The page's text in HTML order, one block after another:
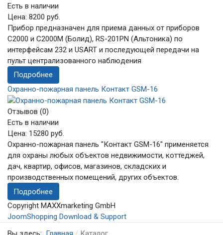
Есть в наличии
Цена: 8200 руб.
Прибор предназначен для приема данных от приборов
С2000 и С2000М (Болид), RS-201PN (Альтоника) по
интерфейсам 232 и USART и последующей передачи на
пульт централизованного наблюдения
Подробнее
Охранно-пожарная панель Контакт GSM-16
Отзывов (0)
Есть в наличии
Цена: 15280 руб.
Охранно-пожарная панель "Контакт GSM-16" применяется
для охраны любых объектов недвижимости, коттеджей,
дач, квартир, офисов, магазинов, складских и
производственных помещений, других объектов.
Подробнее
Copyright MAXXmarketing GmbH
JoomShopping Download & Support